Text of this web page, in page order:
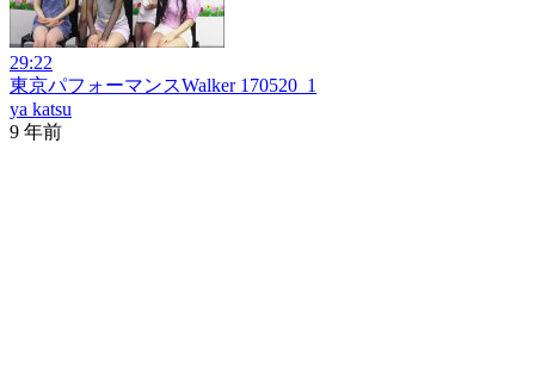
29:22
東京パフォーマンスWalker 170520_1
ya katsu
9 年前